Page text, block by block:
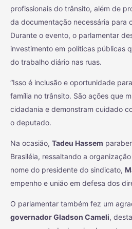
profissionais do trânsito, além de
da documentação necessária para
Durante o evento, o parlamentar
investimento em políticas públicas
do trabalho diário nas ruas.
“Isso é inclusão e oportunidade
família no trânsito. São ações que
cidadania e demonstram cuidado
o deputado.
Na ocasião, Tadeu Hassem
Brasiléia, ressaltando a
nome do presidente do sindicato,
empenho e união em defesa dos
O parlamentar também fez um
governador Gladson Cameli,